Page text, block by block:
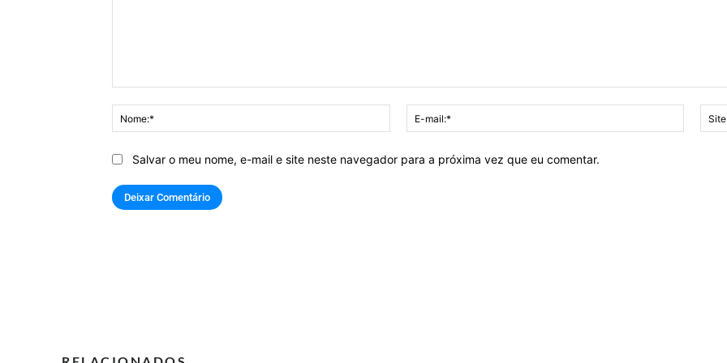
Nome:*
mail:*
Salvar o meu nome, e-mail e site neste navegador para a próxima vez que eu comentar.